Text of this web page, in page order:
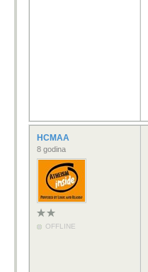
HCMAA
8 godina
OFFLINE